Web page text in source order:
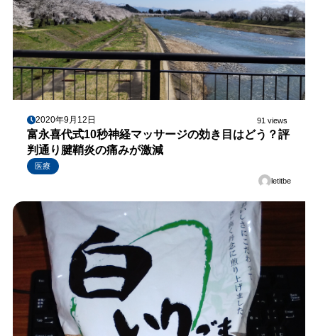
2020年9月12日 91 views
富永喜代式10秒神経マッサージの効き目はどう？評
判通り腱鞘炎の痛みが激減
医療
letitbe